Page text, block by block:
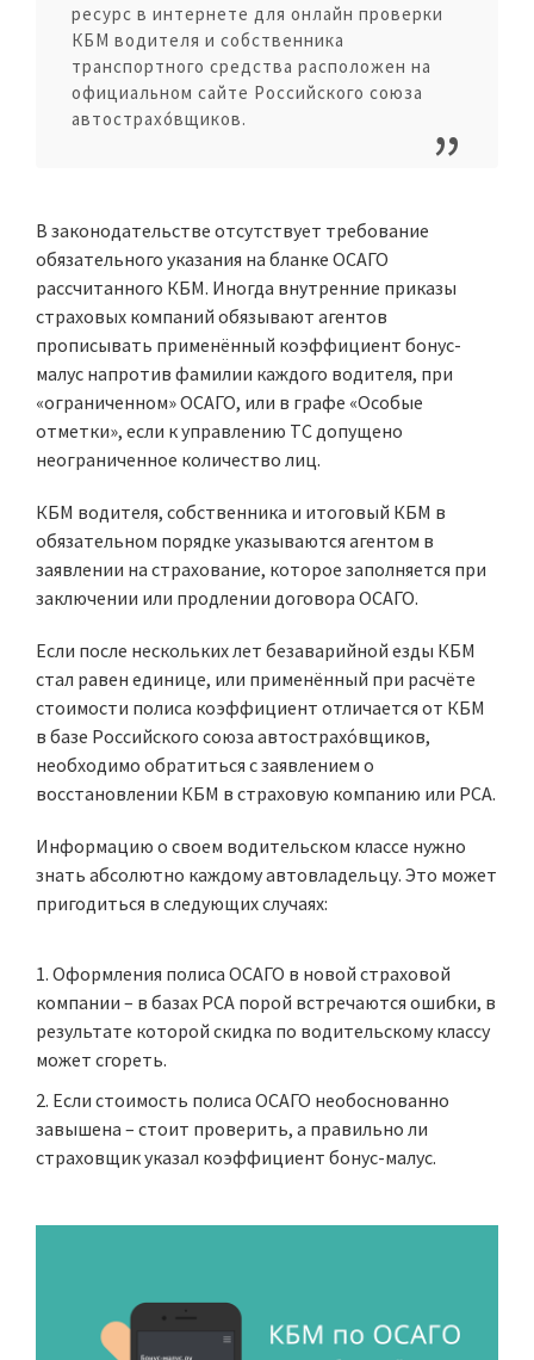
ресурс в интернете для онлайн проверки
КБМ водителя и собственника
транспортного средства расположен на
официальном сайте Российского союза
автострахо́вщиков.
В законодательстве отсутствует требование
обязательного указания на бланке ОСАГО
рассчитанного КБМ. Иногда внутренние приказы
страховых компаний обязывают агентов
прописывать применённый коэффициент бонус-
малус напротив фамилии каждого водителя, при
«ограниченном» ОСАГО, или в графе «Особые
отметки», если к управлению ТС допущено
неограниченное количество лиц.
КБМ водителя, собственника и итоговый КБМ в
обязательном порядке указываются агентом в
заявлении на страхование, которое заполняется при
заключении или продлении договора ОСАГО.
Если после нескольких лет безаварийной езды КБМ
стал равен единице, или применённый при расчёте
стоимости полиса коэффициент отличается от КБМ
в базе Российского союза автострахо́вщиков,
необходимо обратиться с заявлением о
восстановлении КБМ в страховую компанию или РСА.
Информацию о своем водительском классе нужно
знать абсолютно каждому автовладельцу. Это может
пригодиться в следующих случаях:
Оформления полиса ОСАГО в новой страховой
компании – в базах РСА порой встречаются ошибки, в
результате которой скидка по водительскому классу
может сгореть.
Если стоимость полиса ОСАГО необоснованно
завышена – стоит проверить, а правильно ли
страховщик указал коэффициент бонус-малус.